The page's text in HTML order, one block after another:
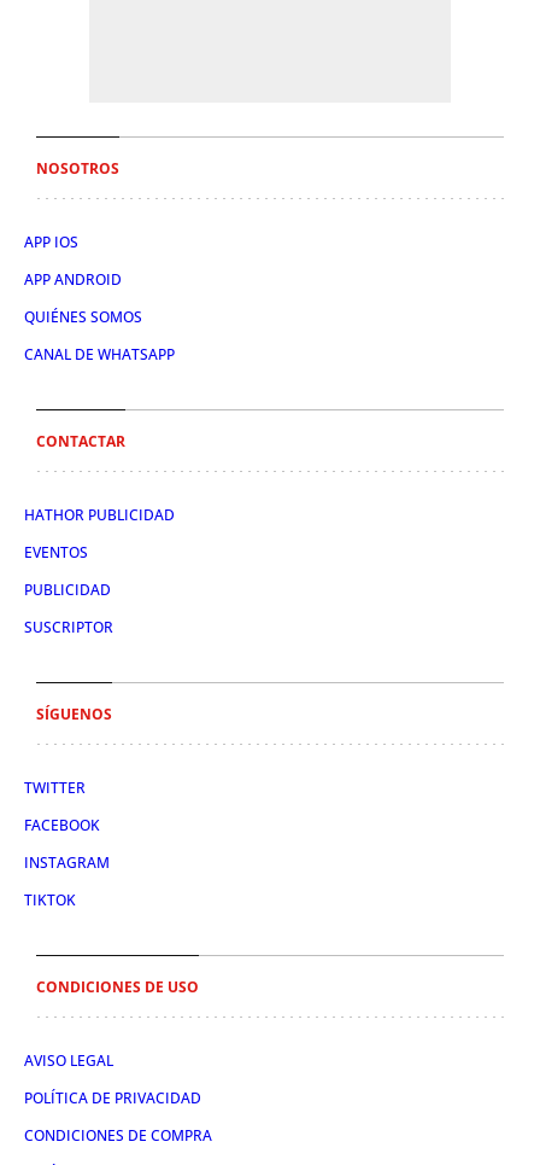
NOSOTROS
APP IOS
APP ANDROID
QUIÉNES SOMOS
CANAL DE WHATSAPP
CONTACTAR
HATHOR PUBLICIDAD
EVENTOS
PUBLICIDAD
SUSCRIPTOR
SÍGUENOS
TWITTER
FACEBOOK
INSTAGRAM
TIKTOK
CONDICIONES DE USO
AVISO LEGAL
POLÍTICA DE PRIVACIDAD
CONDICIONES DE COMPRA